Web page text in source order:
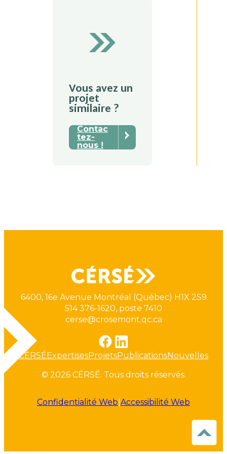
Vous avez un
projet
similaire ?
Contac
tez-
nous !
6400, 16e Avenue Montréal (Québec) H1X 2S9
514 376-1620, poste 7410
cerse@crosemont.qc.ca
CÉRSÉExpertisesProjetsPublicationsNouvelles
© 2026 CÉRSÉ. Tous droits réservés.
Confidentialité Web Accessibilité Web